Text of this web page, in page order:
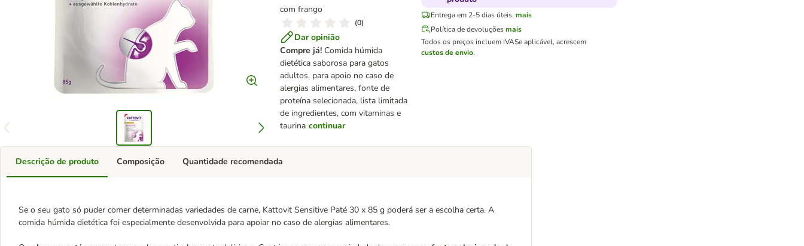
com frango
(0)
Dar opinião
Compre já! Comida húmida
dietética saborosa para gatos
adultos, para apoio no caso de
alergias alimentares, fonte de
proteína selecionada, lista limitada
de ingredientes, com vitaminas e
taurina continuar
Entrega em 2-5 dias úteis. mais
Política de devoluçõesmais
Todos os preços incluem IVASe aplicável, acrescem
custos de envio.
Descrição de produto
Se o seu gato só puder comer determinadas variedades de carne, Kattovit Sensitive Paté 30 x 85 g poderá ser a escolha certa. A
comida húmida dietética foi especialmente desenvolvida para apoiar no caso de alergias alimentares.
Composição Quantidade recomendada